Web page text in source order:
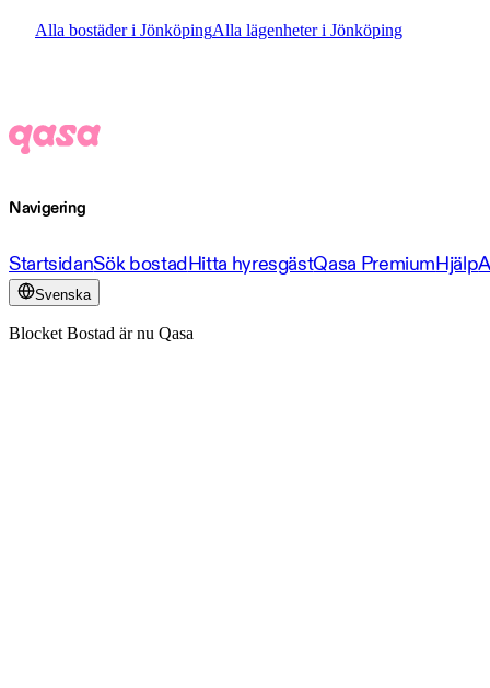
Alla bostäder i JönköpingAlla lägenheter i Jönköping
Navigering
StartsidanSök bostadHitta hyresgästQasa PremiumHjälp
Svenska
Blocket Bostad är nu Qasa